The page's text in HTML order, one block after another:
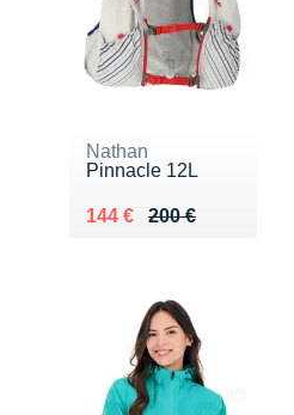
Nathan
Pinnacle 12L
200 €
Au lieu de 200 €
144 €
Vendu 144 €